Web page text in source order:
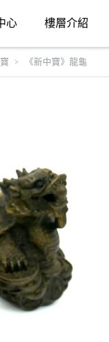
心 樓層介紹
《新中寶》龍龜